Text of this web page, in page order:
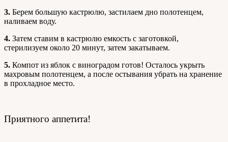
3. Берем большую кастрюлю, застилаем дно полотенцем,
наливаем воду.
4. Затем ставим в кастрюлю емкость с заготовкой,
стерилизуем около 20 минут, затем закатываем.
5. Компот из яблок с виноградом готов! Осталось укрыть
махровым полотенцем, а после остывания убрать на хранение
в прохладное место.
Приятного аппетита!